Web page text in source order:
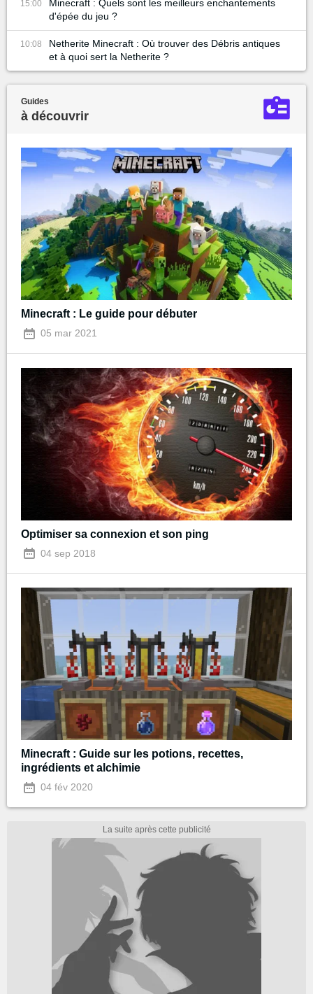
15:00
Minecraft : Quels sont les meilleurs enchantements
d'épée du jeu ?
10:08
Netherite Minecraft : Où trouver des Débris antiques
et à quoi sert la Netherite ?
Guides
à découvrir
Minecraft : Le guide pour débuter
05 mar 2021
Optimiser sa connexion et son ping
04 sep 2018
Minecraft : Guide sur les potions, recettes,
ingrédients et alchimie
04 fév 2020